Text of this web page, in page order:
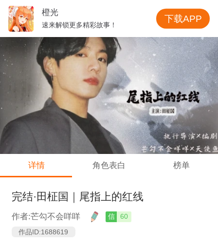
详情 角色表白 榜单
完结·田柾国｜尾指上的红线
作者:芒勾不会咩咩 信
60
作品ID:1688619
橙光
速来解锁更多精彩故事！
下载APP